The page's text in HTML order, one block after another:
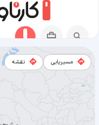
مسیریابی نقشه
مسیر کراچی به ارومیه